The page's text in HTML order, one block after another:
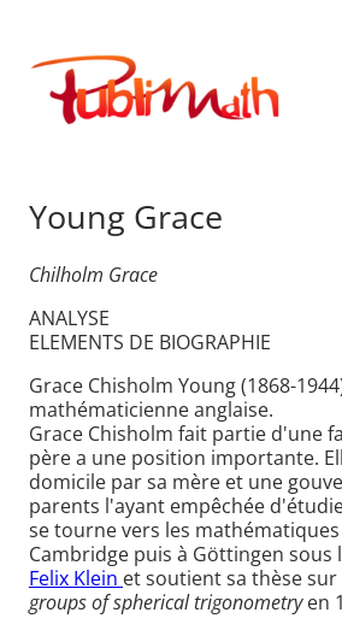
contenu
Publimath
Young Grace
Chilholm Grace
ANALYSE
ELEMENTS DE BIOGRAPHIE
Grace Chisholm Young (1868-
mathématicienne anglaise.
Grace Chisholm fait partie d'une
père a une position importante.
domicile par sa mère et une
parents l'ayant empêchée
se tourne vers les
Cambridge puis à Göttingen sous
Felix Klein et soutient sa thèse sur
groups of spherical trigonometryen